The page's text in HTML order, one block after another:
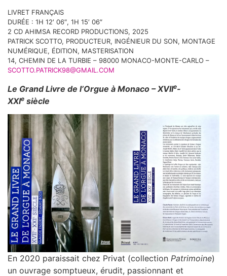
LIVRET FRANÇAIS
DURÉE : 1H 12′ 06″, 1H 15′ 06″
2 CD AHIMSA RECORD PRODUCTIONS, 2025
PATRICK SCOTTO, PRODUCTEUR, INGÉNIEUR DU SON, MONTAGE
NUMÉRIQUE, ÉDITION, MASTERISATION
14, CHEMIN DE LA TURBIE – 98000 MONACO-MONTE-CARLO –
SCOTTO.PATRICK98@GMAIL.COM
Le Grand Livre de l’Orgue à Monaco – XVIIe-
XXIe siècle
En 2020 paraissait chez Privat (collection Patrimoine)
un ouvrage somptueux, érudit, passionnant et